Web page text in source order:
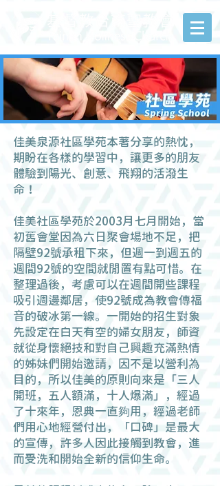
佳美泉源社區學苑本著分享的熱忱，
期盼在各樣的學習中，讓更多的朋友
體驗到陽光、創意、飛翔的活潑生
命！
佳美社區學苑於2003月七月開始，當
初舊會堂因為六日聚會場地不足，把
隔壁92號承租下來，但週一到週五的
週間92號的空間就閒置有點可惜。在
整理過後，考慮可以在週間開些課程
吸引週邊鄰居，使92號成為教會傳福
音的破冰第一線。一開始的招生對象
先設定在白天有空的婦女朋友，師資
就從身懷絕技和對自己興趣充滿熱情
的姊妹們開始邀請，因不是以營利為
目的，所以佳美的原則向來是「三人
開班，五人額滿，十人爆滿」，經過
了十來年，恩典一直夠用，經過老師
們用心地經營付出，「口碑」是最大
的宣傳，許多人因此接觸到教會，進
而受洗和開始全新的信仰生命。